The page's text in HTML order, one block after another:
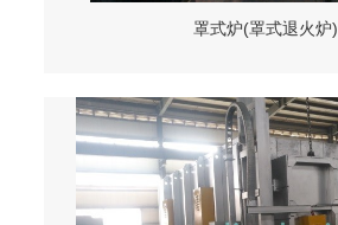
罩式炉(罩式退火炉)